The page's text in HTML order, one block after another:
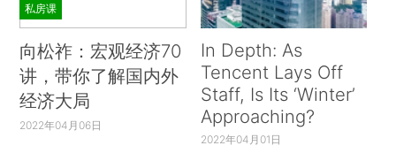
私房课
向松祚：宏观经济70
讲，带你了解国内外
经济大局
2022年04月06日
In Depth: As
Tencent Lays Off
Staff, Is Its ‘Winter’
Approaching?
2022年04月01日